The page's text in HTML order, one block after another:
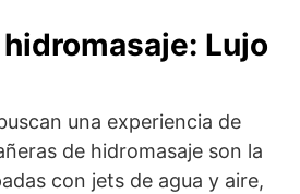
Lujo
una experiencia de
de hidromasaje son la
con jets de agua y aire,